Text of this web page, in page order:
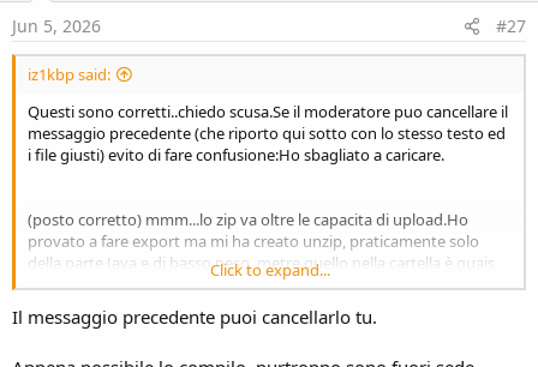
Jun 5, 2026 #27
iz1kbp said:
Questi sono corretti..chiedo scusa.Se il moderatore puo cancellare il
messaggio precedente (che riporto qui sotto con lo stesso testo ed
i file giusti) evito di fare confusione:Ho sbagliato a caricare.
(posto corretto) mmm...lo zip va oltre le capacita di upload.Ho
provato a fare export ma mi ha creato unzip, praticamente solo
della parte Java e di basso peso, metre quello nella cartella è quais
5MB!.Ho creato io lo zip della cartella B4i.
NOn so se vanno bene.
Non capisco perche lo zip da sistema operativo è circa 5Mb mentre
Click to expand...
Il messaggio precedente puoi cancellarlo tu.